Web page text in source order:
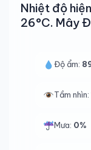
Nhiệt độ
26°C. Mây
Độ ẩm:
Tầm nhìn:
Mưa: 0%